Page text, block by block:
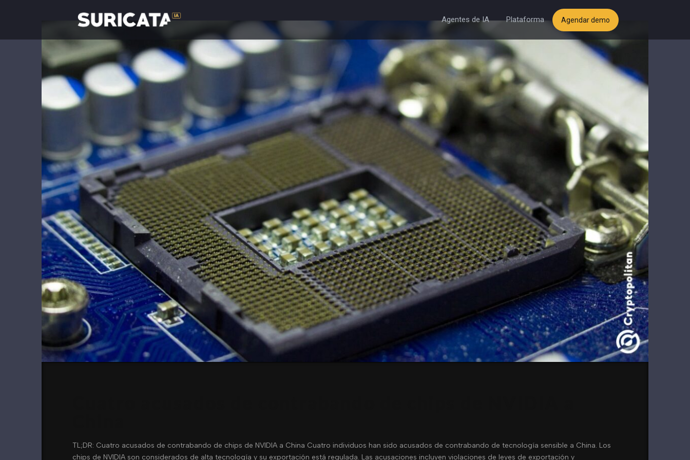
Agentes de IA Plataforma Agendar demo
TL;DR: Cuatro acusados de contrabando de chips de NVIDIA a China Cuatro individuos han sido acusados de contrabando de tecnología sensible a China. Los
chips de NVIDIA son considerados de alta tecnología y su exportación está regulada. Las acusaciones incluyen violaciones de leyes de exportación y